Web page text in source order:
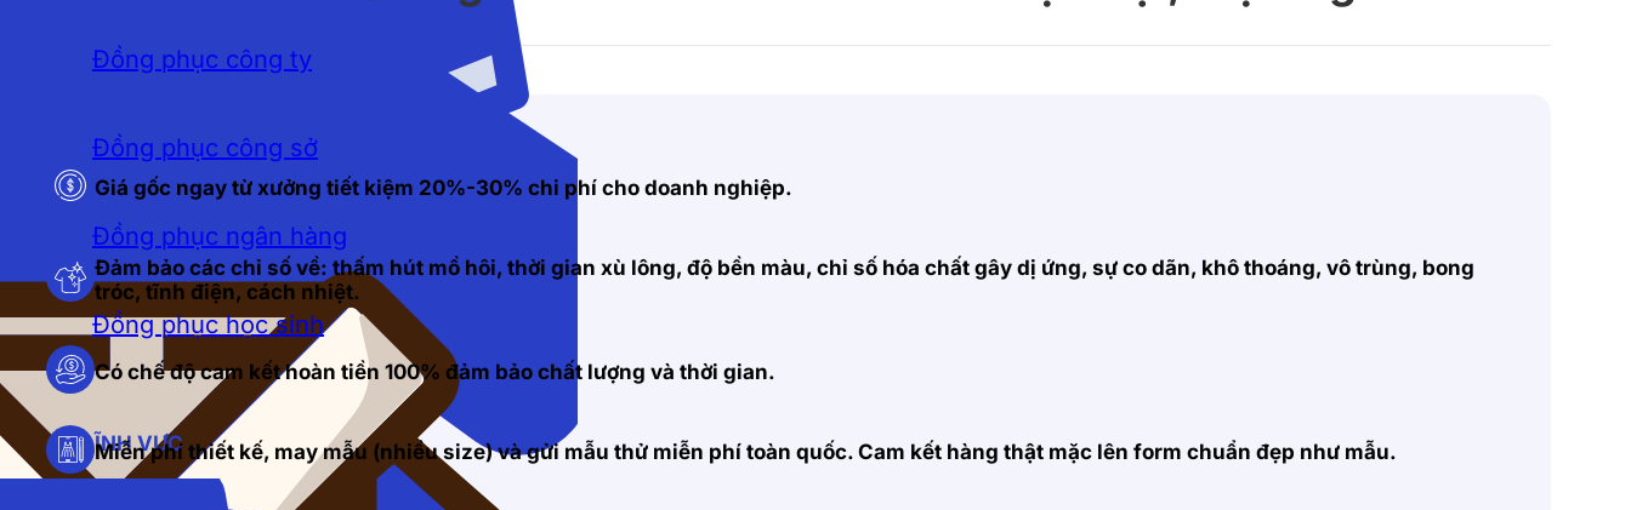
Đồng phục công ty
Đồng phục công sở
Đồng phục ngân hàng
Đồng phục học sinh
LĨNH VỰC
Giá gốc ngay từ xưởng tiết kiệm 20%-30% chi phí cho doanh nghiệp.
Đảm bảo các chỉ số về: thấm hút mồ hôi, thời gian xù lông, độ bền màu, chỉ số hóa chất gây dị ứng, sự co dãn, khô thoáng, vô trùng, bong
tróc, tĩnh điện, cách nhiệt.
Có chế độ cam kết hoàn tiền 100% đảm bảo chất lượng và thời gian.
Miễn phí thiết kế, may mẫu (nhiều size) và gửi mẫu thử miễn phí toàn quốc. Cam kết hàng thật mặc lên form chuẩn đẹp như mẫu.